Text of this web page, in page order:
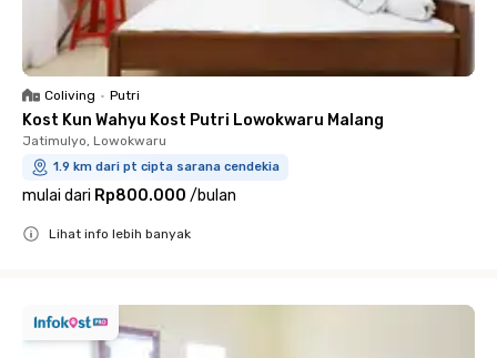
Coliving • Putri
Kost Kun Wahyu Kost Putri Lowokwaru Malang
Jatimulyo, Lowokwaru
1.9 km dari pt cipta sarana cendekia
mulai dari Rp800.000 /bulan
Lihat info lebih banyak